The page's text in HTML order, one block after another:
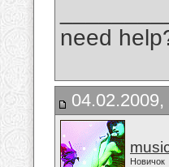
need
04.02.2009,
Новичок